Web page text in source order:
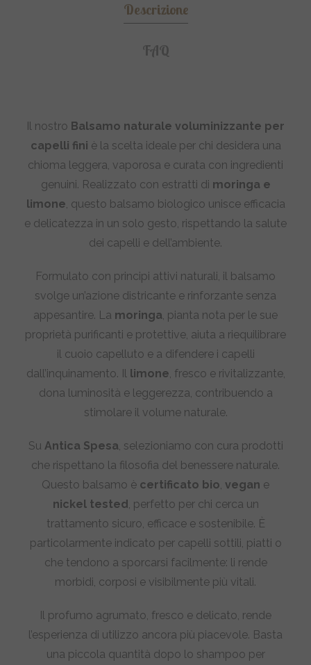
Descrizione
FAQ
Il nostro Balsamo naturale voluminizzante per
capelli fini è la scelta ideale per chi desidera una
chioma leggera, vaporosa e curata con ingredienti
genuini. Realizzato con estratti di moringa e
limone, questo balsamo biologico unisce efficacia
e delicatezza in un solo gesto, rispettando la salute
dei capelli e dell’ambiente.
Formulato con principi attivi naturali, il balsamo
svolge un’azione districante e rinforzante senza
appesantire. La moringa, pianta nota per le sue
proprietà purificanti e protettive, aiuta a riequilibrare
il cuoio capelluto e a difendere i capelli
dall’inquinamento. Il limone, fresco e rivitalizzante,
dona luminosità e leggerezza, contribuendo a
stimolare il volume naturale.
Su Antica Spesa, selezioniamo con cura prodotti
che rispettano la filosofia del benessere naturale.
Questo balsamo è certificato bio, vegan e
nickel tested, perfetto per chi cerca un
trattamento sicuro, efficace e sostenibile. È
particolarmente indicato per capelli sottili, piatti o
che tendono a sporcarsi facilmente: li rende
morbidi, corposi e visibilmente più vitali.
Il profumo agrumato, fresco e delicato, rende
l’esperienza di utilizzo ancora più piacevole. Basta
una piccola quantità dopo lo shampoo per